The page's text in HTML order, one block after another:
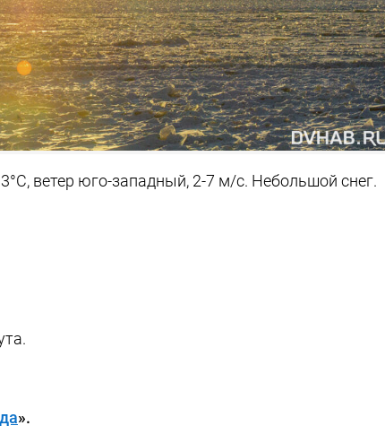
ветер юго-западный, 2-7 м/с. Небольшой снег.
».